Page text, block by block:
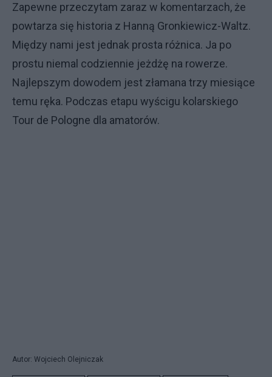
Zapewne przeczytam zaraz w komentarzach, że
powtarza się historia z Hanną Gronkiewicz-Waltz.
Między nami jest jednak prosta różnica. Ja po
prostu niemal codziennie jeżdżę na rowerze.
Najlepszym dowodem jest złamana trzy miesiące
temu ręka. Podczas etapu wyścigu kolarskiego
Tour de Pologne dla amatorów.
Autor: Wojciech Olejniczak